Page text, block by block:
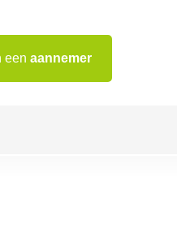
een aannemer